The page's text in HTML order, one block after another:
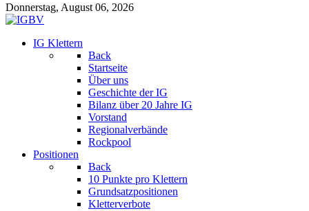
Donnerstag, August 06, 2026
IG Klettern
Back
Startseite
Über uns
Geschichte der IG
Bilanz über 20 Jahre IG
Vorstand
Regionalverbände
Rockpool
Positionen
Back
10 Punkte pro Klettern
Grundsatzpositionen
Kletterverbote